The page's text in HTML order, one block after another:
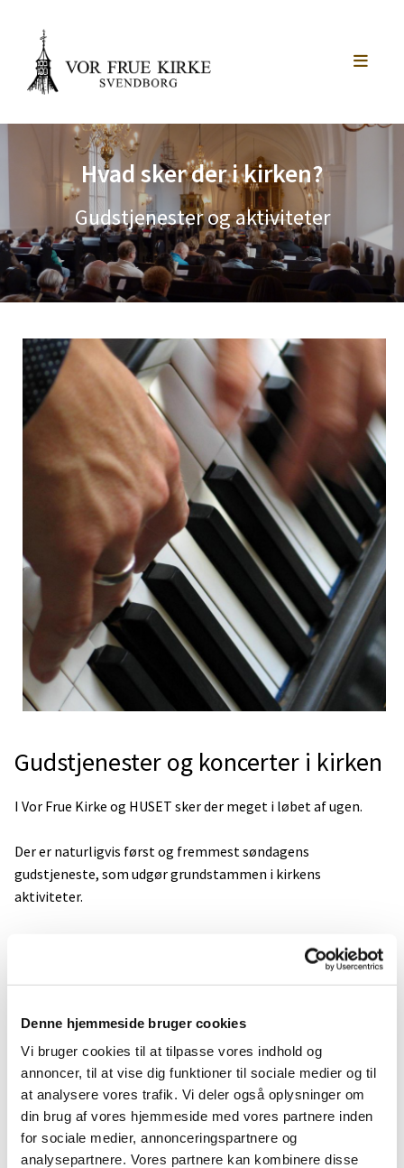
Denne hjemmeside bruger cookies
Vi bruger cookies til at tilpasse vores indhold og
annoncer, til at vise dig funktioner til sociale medier og til
at analysere vores trafik. Vi deler også oplysninger om
din brug af vores hjemmeside med vores partnere inden
for sociale medier, annonceringspartnere og
analysepartnere. Vores partnere kan kombinere disse
Hvad sker der i kirken?
Gudstjenester og aktiviteter
Gudstjenester og koncerter i kirken
I Vor Frue Kirke og HUSET sker der meget i løbet af ugen.
Der er naturligvis først og fremmest søndagens
gudstjeneste, som udgør grundstammen i kirkens
aktiviteter.
deltagelse i meditation, Taizé-sang, en anderledes
gudstjeneste eller musikandagt.
Læs mere om kirkens koncerter og festivaller
Undervisning, kirkekaffe og café i
menighedshuset